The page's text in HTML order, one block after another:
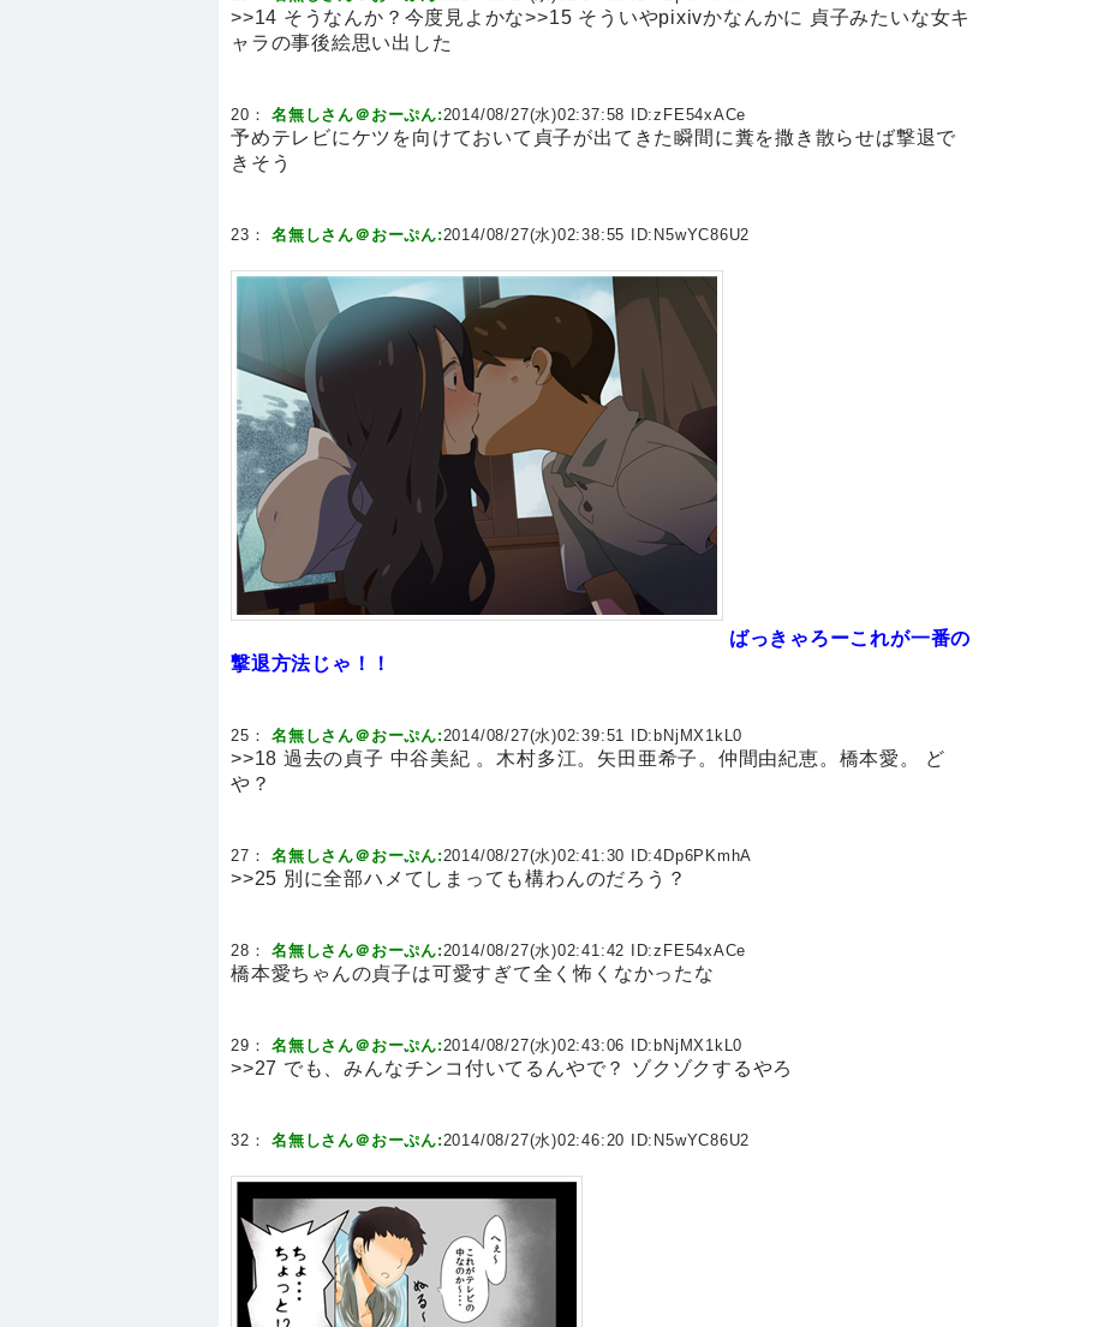
>>14 そうなんか？今度見よかな>>15 そういやpixivかなんかに 貞子みたいな女キ
ャラの事後絵思い出した
20：名無しさん＠おーぷん:2014/08/27(水)02:37:58 ID:zFE54xACe
予めテレビにケツを向けておいて貞子が出てきた瞬間に糞を撒き散らせば撃退で
きそう
23：名無しさん＠おーぷん:2014/08/27(水)02:38:55 ID: N5wYC86U2
ばっきゃろーこれが一番の
撃退方法じゃ！！
25：名無しさん＠おーぷん:2014/08/27(水)02:39:51 ID: bNjMX1kL0
>>18 過去の貞子 中谷美紀 。木村多江。矢田亜希子。仲間由紀恵。橋本愛。 ど
や？
27：名無しさん＠おーぷん:2014/08/27(水)02:41:30 ID:4Dp6PKmhA
>>25 別に全部ハメてしまっても構わんのだろう？
28：名無しさん＠おーぷん:2014/08/27(水)02:41:42 ID:zFE54xACe
橋本愛ちゃんの貞子は可愛すぎて全く怖くなかったな
29：名無しさん＠おーぷん:2014/08/27(水)02:43:06 ID: bNjMX1kL0
>>27 でも、みんなチンコ付いてるんやで？ ゾクゾクするやろ
32：名無しさん＠おーぷん:2014/08/27(水)02:46:20 ID: N5wYC86U2